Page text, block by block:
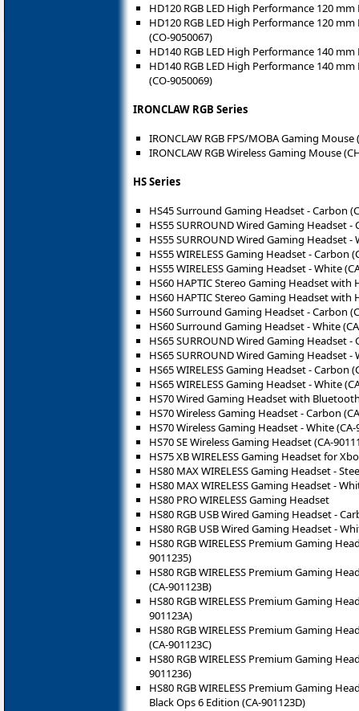
HD120 RGB LED High Performance 120 mm
HD120 RGB LED High Performance 120
(CO-9050067)
HD140 RGB LED High Performance 140 mm
HD140 RGB LED High Performance 140
(CO-9050069)
IRONCLAW RGB Series
IRONCLAW RGB FPS/MOBA Gaming Mouse
IRONCLAW RGB Wireless Gaming Mouse
HS Series
HS45 Surround Gaming Headset - Carbon
HS55 SURROUND Wired Gaming Headset -
HS55 SURROUND Wired Gaming Headset -
HS55 WIRELESS Gaming Headset - Carbon
HS55 WIRELESS Gaming Headset - White
HS60 HAPTIC Stereo Gaming Headset with
HS60 HAPTIC Stereo Gaming Headset with
HS60 Surround Gaming Headset - Carbon
HS60 Surround Gaming Headset - White
HS65 SURROUND Wired Gaming Headset -
HS65 SURROUND Wired Gaming Headset -
HS65 WIRELESS Gaming Headset - Carbon
HS65 WIRELESS Gaming Headset - White
HS70 Wired Gaming Headset with
HS70 Wireless Gaming Headset - Carbon
HS70 Wireless Gaming Headset - White (CA-
HS70 SE Wireless Gaming Headset (CA-
HS75 XB WIRELESS Gaming Headset for
HS80 MAX WIRELESS Gaming Headset -
HS80 MAX WIRELESS Gaming Headset -
HS80 PRO WIRELESS Gaming Headset
HS80 RGB USB Wired Gaming Headset -
HS80 RGB USB Wired Gaming Headset -
HS80 RGB WIRELESS Premium Gaming
9011235)
HS80 RGB WIRELESS Premium Gaming
(CA-901123B)
HS80 RGB WIRELESS Premium Gaming
901123A)
HS80 RGB WIRELESS Premium Gaming
(CA-901123C)
HS80 RGB WIRELESS Premium Gaming
9011236)
HS80 RGB WIRELESS Premium Gaming
Black Ops 6 Edition (CA-901123D)